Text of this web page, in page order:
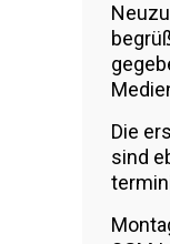
Die
sind